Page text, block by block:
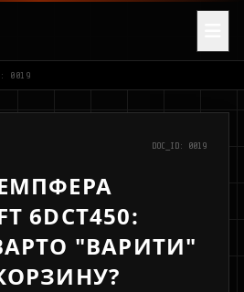
0019
DOC_ID: 0019
6DCT450:
"ВАРИТИ"